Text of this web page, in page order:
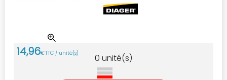
14,96€TTC / unité(s) 0 unité(s)